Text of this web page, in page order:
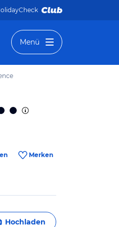
Menü
Merken
Hochladen